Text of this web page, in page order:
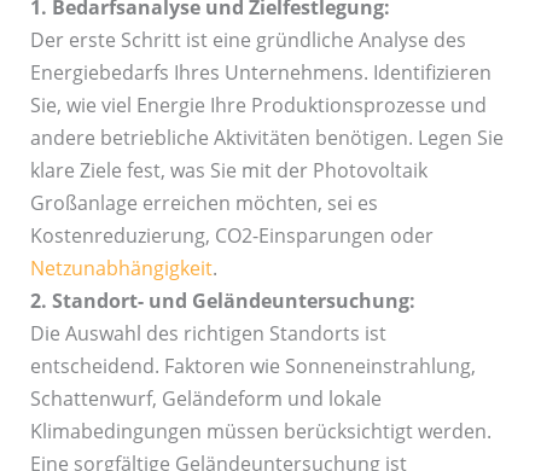
1. Bedarfsanalyse und Zielfestlegung:
Der erste Schritt ist eine gründliche Analyse des
Energiebedarfs Ihres Unternehmens. Identifizieren
Sie, wie viel Energie Ihre Produktionsprozesse und
andere betriebliche Aktivitäten benötigen. Legen Sie
klare Ziele fest, was Sie mit der Photovoltaik
Großanlage erreichen möchten, sei es
Kostenreduzierung, CO2-Einsparungen oder
Netzunabhängigkeit.
2. Standort- und Geländeuntersuchung:
Die Auswahl des richtigen Standorts ist
entscheidend. Faktoren wie Sonneneinstrahlung,
Schattenwurf, Geländeform und lokale
Klimabedingungen müssen berücksichtigt werden.
Eine sorgfältige Geländeuntersuchung ist